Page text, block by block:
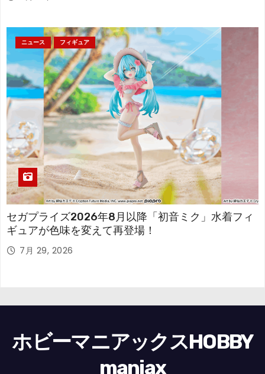
ニュース フィギュア
セガプライズ2026年8月以降「初音ミク」水着フィ
ギュアが色味を変えて再登場！
7月 29, 2026
ホビーマニアックスHOBBY
maniax